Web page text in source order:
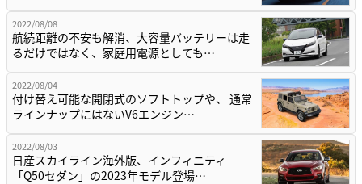
2022/08/08
航続距離の不安も解消、大容量バッテリーは走
るだけではなく、家庭用電源としても…
2022/08/04
付け替え可能な開閉式のソフトトップや、 通常
ラインナップにはないV6エンジン…
2022/08/03
日産スカイライン海外版、インフィニティ
「Q50セダン」の2023年モデル登場…